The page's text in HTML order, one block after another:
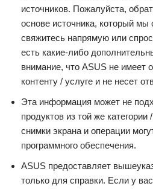
источников. Пожалуйста,
основе источника, который
свяжитесь напрямую или
есть какие-либо
внимание, что ASUS не имеет
контенту / услуге и не несет
Эта информация может не
продуктов из той же
снимки экрана и операции
программного обеспечения.
ASUS предоставляет
только для справки. Если у